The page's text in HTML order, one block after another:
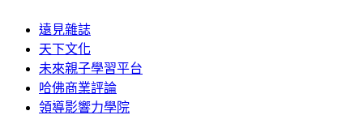
遠見雜誌
天下文化
未來親子學習平台
哈佛商業評論
領導影響力學院